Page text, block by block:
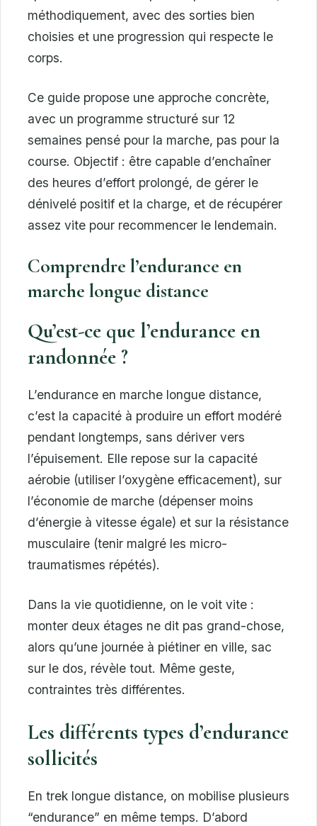
méthodiquement, avec des sorties bien
choisies et une progression qui respecte le
corps.
Ce guide propose une approche concrète,
avec un programme structuré sur 12
semaines pensé pour la marche, pas pour la
course. Objectif : être capable d’enchaîner
des heures d’effort prolongé, de gérer le
dénivelé positif et la charge, et de récupérer
assez vite pour recommencer le lendemain.
Comprendre l’endurance en
marche longue distance
Qu’est-ce que l’endurance en
randonnée ?
L’endurance en marche longue distance,
c’est la capacité à produire un effort modéré
pendant longtemps, sans dériver vers
l’épuisement. Elle repose sur la capacité
aérobie (utiliser l’oxygène efficacement), sur
l’économie de marche (dépenser moins
d’énergie à vitesse égale) et sur la résistance
musculaire (tenir malgré les micro-
traumatismes répétés).
Dans la vie quotidienne, on le voit vite :
monter deux étages ne dit pas grand-chose,
alors qu’une journée à piétiner en ville, sac
sur le dos, révèle tout. Même geste,
contraintes très différentes.
Les différents types d’endurance
sollicités
En trek longue distance, on mobilise plusieurs
“endurance” en même temps. D’abord